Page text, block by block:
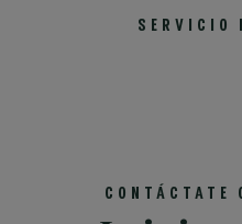
SERVICIO
CONTÁCTATE